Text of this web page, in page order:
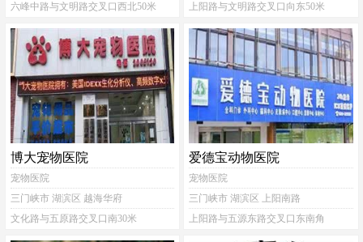
六峰中路与文明路交叉口西北50米
上阳路与文明路交叉口向东50米
博大宠物医院
宠物医院
三门峡市 湖滨区 越海华府
文化路与五原路交叉口南30米
爱德宝动物医院
宠物医院
三门峡市 湖滨区 上阳南路
上阳路与五源东路交叉口东南角